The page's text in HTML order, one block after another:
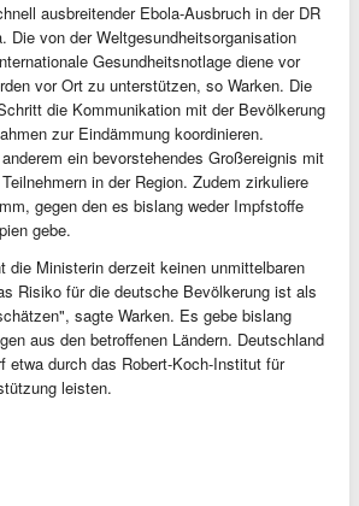
ausbreitender Ebola-Ausbruch in der DR
Die von der Weltgesundheitsorganisation
Gesundheitsnotlage diene vor
vor Ort zu unterstützen, so Warken. Die
die Kommunikation mit der Bevölkerung
zur Eindämmung koordinieren.
ein bevorstehendes Großereignis mit
in der Region. Zudem zirkuliere
gegen den es bislang weder Impfstoffe
gebe.
die Ministerin derzeit keinen unmittelbaren
Risiko für die deutsche Bevölkerung ist als
sagte Warken. Es gebe bislang
aus den betroffenen Ländern. Deutschland
etwa durch das Robert-Koch-Institut für
leisten.